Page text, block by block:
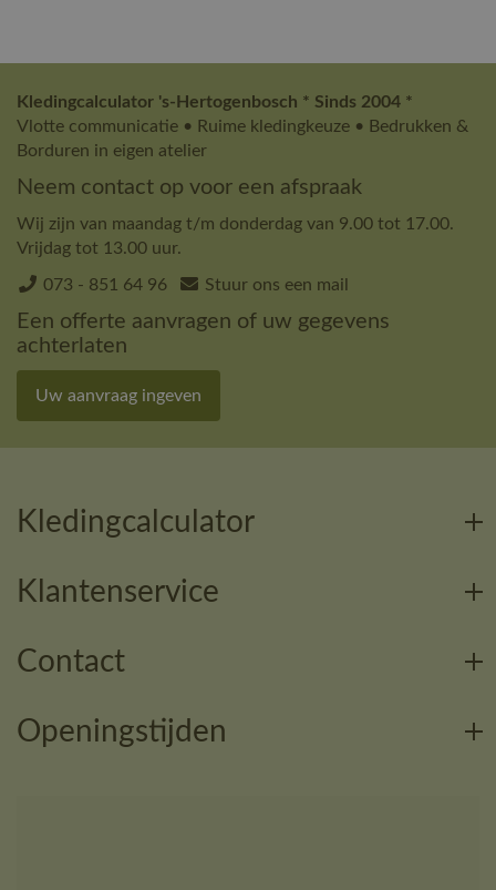
Kledingcalculator 's-Hertogenbosch * Sinds 2004 *
Vlotte communicatie • Ruime kledingkeuze • Bedrukken &
Borduren in eigen atelier
Neem contact op voor een afspraak
Wij zijn van maandag t/m donderdag van 9.00 tot 17.00.
Vrijdag tot 13.00 uur.
073 - 851 64 96 Stuur ons een mail
Een offerte aanvragen of uw gegevens
achterlaten
Uw aanvraag ingeven
Kledingcalculator
Klantenservice
Contact
Openingstijden